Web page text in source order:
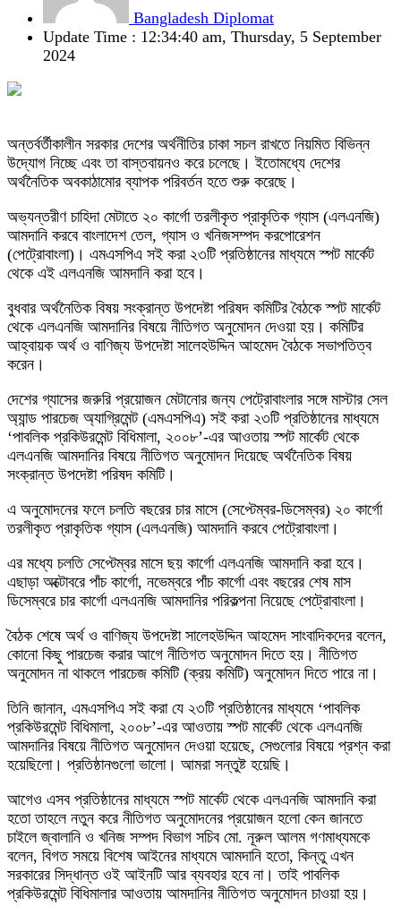
Bangladesh Diplomat
Update Time : 12:34:40 am, Thursday, 5 September
2024
অন্তর্বর্তীকালীন সরকার দেশের অর্থনীতির চাকা সচল রাখতে নিয়মিত বিভিন্ন
উদ্যোগ নিচ্ছে এবং তা বাস্তবায়নও করে চলেছে। ইতোমধ্যে দেশের
অর্থনৈতিক অবকাঠামোর ব্যাপক পরিবর্তন হতে শুরু করেছে।
অভ্যন্তরীণ চাহিদা মেটাতে ২০ কার্গো তরলীকৃত প্রাকৃতিক গ্যাস (এলএনজি)
আমদানি করবে বাংলাদেশ তেল, গ্যাস ও খনিজসম্পদ করপোরেশন
(পেট্রোবাংলা)। এমএসপিএ সই করা ২৩টি প্রতিষ্ঠানের মাধ্যমে স্পট মার্কেট
থেকে এই এলএনজি আমদানি করা হবে।
বুধবার অর্থনৈতিক বিষয় সংক্রান্ত উপদেষ্টা পরিষদ কমিটির বৈঠকে স্পট মার্কেট
থেকে এলএনজি আমদানির বিষয়ে নীতিগত অনুমোদন দেওয়া হয়। কমিটির
আহ্বায়ক অর্থ ও বাণিজ্য উপদেষ্টা সালেহউদ্দিন আহমেদ বৈঠকে সভাপতিত্ব
করেন।
দেশের গ্যাসের জরুরি প্রয়োজন মেটানোর জন্য পেট্রোবাংলার সঙ্গে মাস্টার সেল
অ্যান্ড পারচেজ অ্যাগ্রিমেন্ট (এমএসপিএ) সই করা ২৩টি প্রতিষ্ঠানের মাধ্যমে
‘পাবলিক প্রকিউরমেন্ট বিধিমালা, ২০০৮’-এর আওতায় স্পট মার্কেট থেকে
এলএনজি আমদানির বিষয়ে নীতিগত অনুমোদন দিয়েছে অর্থনৈতিক বিষয়
সংক্রান্ত উপদেষ্টা পরিষদ কমিটি।
এ অনুমোদনের ফলে চলতি বছরের চার মাসে (সেপ্টেম্বর-ডিসেম্বর) ২০ কার্গো
তরলীকৃত প্রাকৃতিক গ্যাস (এলএনজি) আমদানি করবে পেট্রোবাংলা।
এর মধ্যে চলতি সেপ্টেম্বর মাসে ছয় কার্গো এলএনজি আমদানি করা হবে।
এছাড়া অক্টোবরে পাঁচ কার্গো, নভেম্বরে পাঁচ কার্গো এবং বছরের শেষ মাস
ডিসেম্বরে চার কার্গো এলএনজি আমদানির পরিকল্পনা নিয়েছে পেট্রোবাংলা।
বৈঠক শেষে অর্থ ও বাণিজ্য উপদেষ্টা সালেহউদ্দিন আহমেদ সাংবাদিকদের বলেন,
কোনো কিছু পারচেজ করার আগে নীতিগত অনুমোদন দিতে হয়। নীতিগত
অনুমোদন না থাকলে পারচেজ কমিটি (ক্রয় কমিটি) অনুমোদন দিতে পারে না।
তিনি জানান, এমএসপিএ সই করা যে ২৩টি প্রতিষ্ঠানের মাধ্যমে ‘পাবলিক
প্রকিউরমেন্ট বিধিমালা, ২০০৮’-এর আওতায় স্পট মার্কেট থেকে এলএনজি
আমদানির বিষয়ে নীতিগত অনুমোদন দেওয়া হয়েছে, সেগুলোর বিষয়ে প্রশ্ন করা
হয়েছিলো। প্রতিষ্ঠানগুলো ভালো। আমরা সন্তুষ্ট হয়েছি।
আগেও এসব প্রতিষ্ঠানের মাধ্যমে স্পট মার্কেট থেকে এলএনজি আমদানি করা
হতো তাহলে নতুন করে নীতিগত অনুমোদনের প্রয়োজন হলো কেন জানতে
চাইলে জ্বালানি ও খনিজ সম্পদ বিভাগ সচিব মো. নূরুল আলম গণমাধ্যমকে
বলেন, বিগত সময়ে বিশেষ আইনের মাধ্যমে আমদানি হতো, কিন্তু এখন
সরকারের সিদ্ধান্ত ওই আইনটি আর ব্যবহার হবে না। তাই পাবলিক
প্রকিউরমেন্ট বিধিমালার আওতায় আমদানির নীতিগত অনুমোদন চাওয়া হয়।